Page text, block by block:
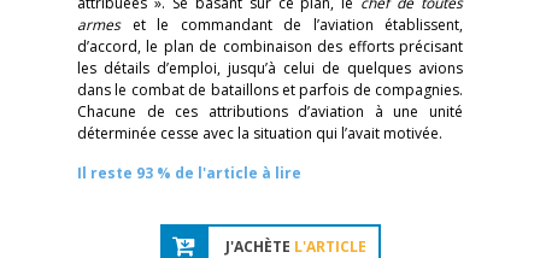
armes et le commandant de l’aviation établissent,
d’accord, le plan de combinaison des efforts précisant
les détails d’emploi, jusqu’à celui de quelques avions
dans le combat de bataillons et parfois de compagnies.
Chacune de ces attributions d’aviation à une unité
déterminée cesse avec la situation qui l’avait motivée.
Il reste 93 % de l'article à lire
J'ACHÈTE L'ARTICLE